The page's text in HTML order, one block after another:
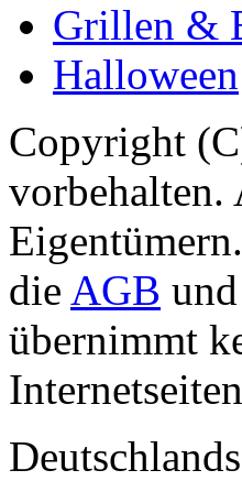
Grillen &
Halloween
Copyright
vorbehalten.
die AGB
übernimmt